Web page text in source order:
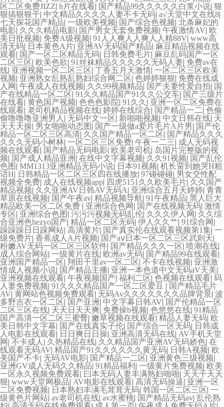
区二区免费JIZZ| h片在线看| 国产精品99久久久久久白浆小说| 狠
狠搞狠狠干| 中文精品久久久久人妻不卡无码| а√天堂中文在线8|
七天探花国产精品| 一级欧美视频| 国产综合色视频| 北条麻妃的
电影| 久久久精品电影| 国产男女无套免费视频| 午夜激情AV| 欧
美日批视频| 免费A级视频| 91人人爽人人爽人人精88V| www高
清无码| 日本黄色A片| 亚洲AV无码国产精品| 麻豆精品视频在线
观看| 国产一区二区精品无码| 日韩免费毛片| 麻豆乱码国产一区
二区三区| 欧美色欲| 91丝袜精品久久久久久无码人妻| 免费av在
线| 亚洲视频一区二区三区| 丁香五月天激情| 一区二区三区欧美
视频| 亚洲熟女乱熟乱熟妇综合网二区| 色婷婷狠狠| 免费在线成
人网 | 午夜成人在线视频| 久久99视频精品| 国产夫妻性爱自拍| 国
产在线精品一区二区| 91久久精品国产91久久公交车| 国产三级片
在线看| 黄色国产视频| 色色色影院| 91久久 | 亚洲一区二区免费在
线观看| 老司机精品视频在线| 婷婷在线综合| 国产精品一二| 色偷
偷噜噜噜亚洲男人 | 无码中文一区| 新啪啪视频| 中文日韩在线| 天
天天天操| 男女啪啪动态图 | 国产一级做a爱片毛片A片男| 国产伦
精品一区二区三区高清| 久久国产精品一区二区| 国产精品久久久
久久久无码小树林| 一区二区三区免费| 午夜一二三| 成人无码视
频在线观看| 国产精品无码电影| 欧美老司机| 岛国片完整版的视
频| 国产成人精品亚洲 | 在线中文字幕视频| 久久91视频| 国产乱伦
色图 | MM1313亚洲精品无码小说| 日本91视频| 机长脔到她哭H粗
话H| 日韩精品一区二区三区四在线播放| 97碰碰碰| 男女交性配
视频全免费| 成人在线视频app| 四虎5151久久欧美毛片| 久久国产
精品视频| 久久亚洲AV日韩AV无码A| 亚洲综合五月天婷婷| 青青
草原在线视频| 国产午夜av| 精品视频导航| 91午夜精品| 黑人巨大
精品欧美一区二区免费 | 亚洲综合色网 | 国产在线视频无码| 激情
专区| 亚洲综合色图 | 污污污视频无码乱伦| 久久久伊人网 | 久久综
合亚洲色hezyo国产| 精品一区二区无码| 伊人久久艹| 91综合网 |
躁躁躁日日躁网站| 高清黄片| 国产真实伦在线观看视频第1集| 一
级免费片| 香蕉成人A片视频| 国产aⅴ日本一区二区三区武则天|
粉嫩AV无码一区二区三区软件| 国产精品久久久一区| 喷潮在线|
成人综合网站| 一级黄片在线| 欧洲av无码| 国产精品99在线观看|
亚洲国产精品一区| 翔田千里av一区二区| 不卡在线视频| 亚洲激
情成人视频小说| 国产精品主播| 亚洲一本色道中文无码aV天美|
亚洲视频在线观看| 午夜视频国产| 福利二区| 色视频在线观看| 码
人妻免费视频| 91久久久精品国产一区二区爱豆 | 国产精品毛片
AV| 黄网站色视频免费观看| 无码Av久久久久久久久品牌背景| 波
多野吉衣一区二区| 国产亚洲 | 中文字幕日韩AV| 国产伦精品一区
二区三区在线| 天天日天天爽| 免费操b视频| 色悠悠在线| 91精品
国产高清一区二区三蜜臀| 嫩草视频在线观看| 精品人妻无码| 欧
美日韩中文字幕| 国产在线真实子伦| 国产综合一区无码| 日韩成
人电影在线观看| 日日爽日日操| 亚洲高清无码在线| AV手机天堂
网 | 不卡成人 | 久热精品在线| 久久精品国产亚洲AV无码娇色| 在
线观看无码AV| 精品国产91久久久久久久黄无码| 日韩A视频| 欧
美国产不卡| 无码AV电影| 国产精品一二区| 亚洲黄色三级视频|
亚洲GV成人无码久久精品| 91精品福利 | 一级黄片免费视频| 欧美
一区永久视频免费观看| 曰本无码人妻丰满熟妇啪啪| 天天干天天
狠| www天堂网极品| AV电影在线观看| 高清无码操逼| 亚洲一区
二区免费视频| 日本熟妇丰满毛茸茸无码| 韩国一区二区三区| 一
级黄色片网站| av老司机在线| av水蜜桃| 国产精品无码av| 乱伦熟